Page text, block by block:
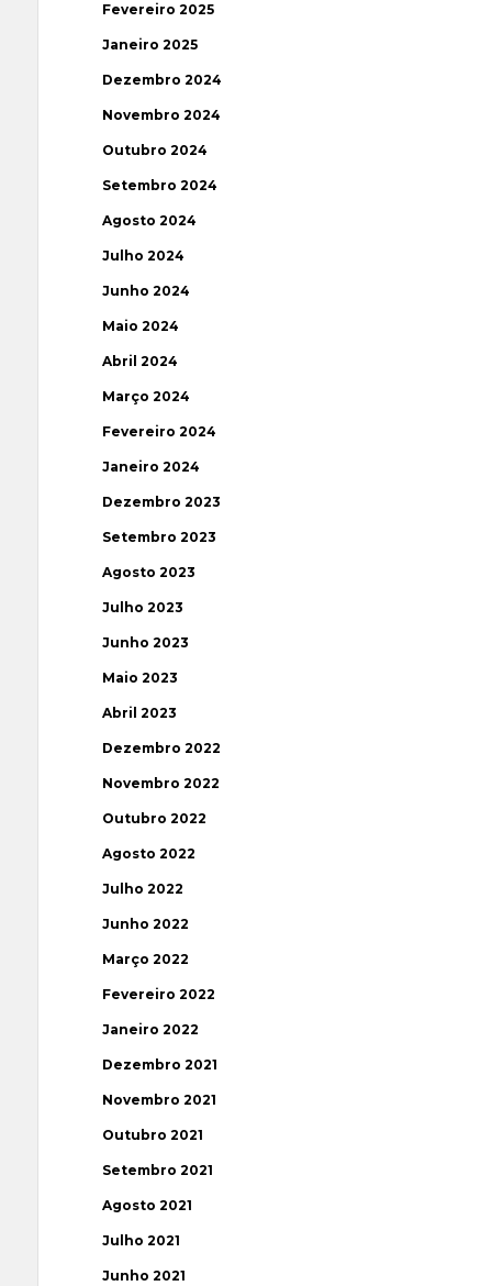
Fevereiro 2025
Janeiro 2025
Dezembro 2024
Novembro 2024
Outubro 2024
Setembro 2024
Agosto 2024
Julho 2024
Junho 2024
Maio 2024
Abril 2024
Março 2024
Fevereiro 2024
Janeiro 2024
Dezembro 2023
Setembro 2023
Agosto 2023
Julho 2023
Junho 2023
Maio 2023
Abril 2023
Dezembro 2022
Novembro 2022
Outubro 2022
Agosto 2022
Julho 2022
Junho 2022
Março 2022
Fevereiro 2022
Janeiro 2022
Dezembro 2021
Novembro 2021
Outubro 2021
Setembro 2021
Agosto 2021
Julho 2021
Junho 2021